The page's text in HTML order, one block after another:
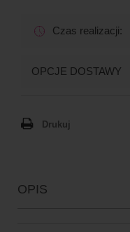
Czas realizacji:
OPCJE DOSTAWY
Kurier GLS
Drukuj
OPIS